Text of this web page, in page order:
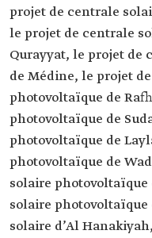
projet de centrale
le projet de centrale
Qurayyat, le projet de
de Médine, le projet
photovoltaïque de
photovoltaïque de
photovoltaïque de
photovoltaïque de
solaire photovoltaïque
solaire photovoltaïque
solaire d’Al